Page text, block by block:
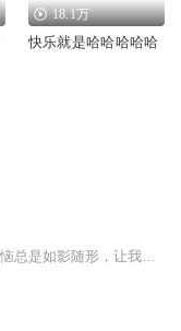
18.1万
快乐就是哈哈哈哈哈